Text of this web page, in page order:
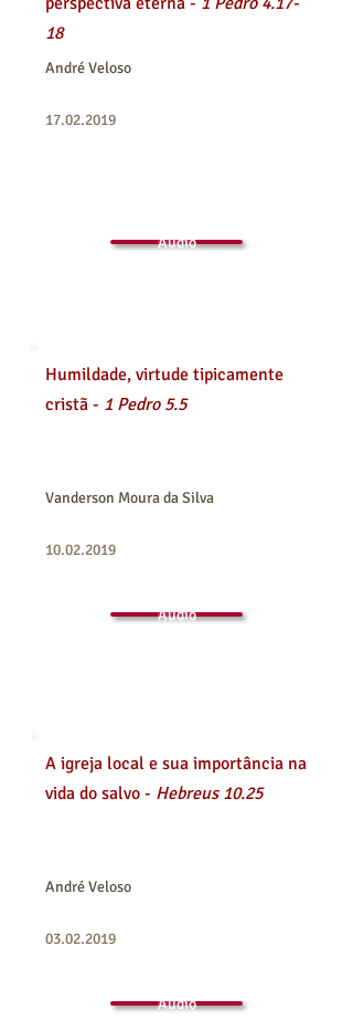
18
André Veloso
17.02.2019
Áudio
Humildade, virtude tipicamente
cristã - 1 Pedro 5.5
Vanderson Moura da Silva
10.02.2019
Áudio
A igreja local e sua importância na
vida do salvo - Hebreus 10.25
André Veloso
03.02.2019
Áudio